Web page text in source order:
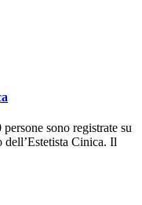
sono registrate su
dell’Estetista Cinica. Il